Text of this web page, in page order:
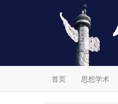
首页 思想学术